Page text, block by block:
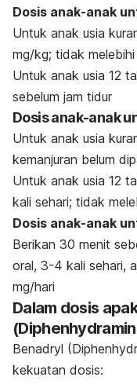
Dosis anak-anak
Untuk anak usia
mg/kg; tidak
Untuk anak usia 12
sebelum jam tidur
Dosis anak-anak
Untuk anak usia
kemanjuran belum
Untuk anak usia 12
kali sehari; tidak
Dosis anak-anak
Berikan 30 menit
oral, 3-4 kali sehari,
mg/hari
Dalam dosis
Benadryl
kekuatan dosis: